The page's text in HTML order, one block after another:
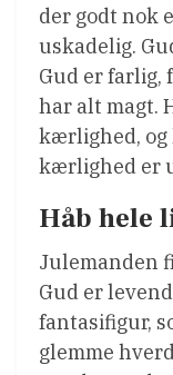
der godt nok
uskadelig.
Gud er farlig,
har alt magt.
kærlighed, og
kærlighed er
Håb hele
Julemanden
Gud er
fantasifigur,
glemme